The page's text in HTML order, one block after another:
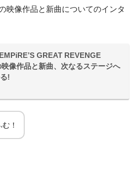
映像作品と新曲についてのインタ
GREAT REVENGE
像作品と新曲、次なるステージへ
!
！